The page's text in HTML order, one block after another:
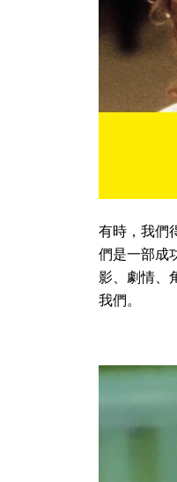
有時，我們
們是一部成
影、劇情、
我們。